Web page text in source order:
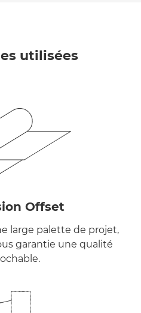
utilisées
Offset
large palette de projet,
garantie une qualité